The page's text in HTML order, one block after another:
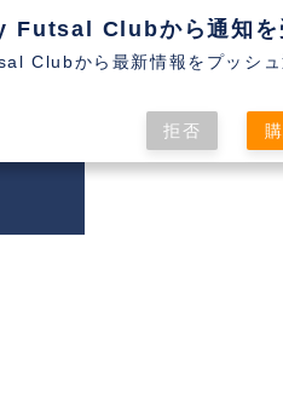
Clubから最新情報をプッシュ
拒否